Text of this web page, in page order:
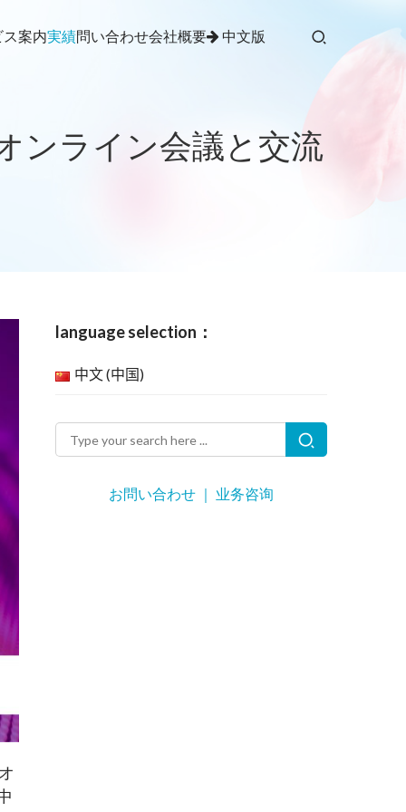
案内実績問い合わせ会社概要 中文版
ンライン会議と交流
language selection：
中文 (中国)
お問い合わせ ｜ 业务咨询